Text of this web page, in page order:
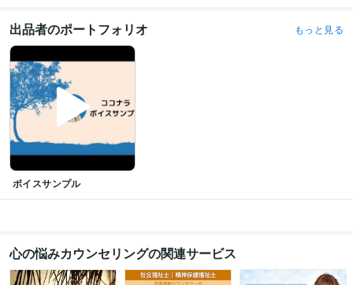
出品者のポートフォリオ もっと見る
ボイスサンプル
心の悩みカウンセリングの関連サービス